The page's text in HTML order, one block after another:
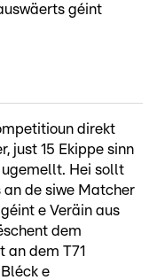
géint
direkt
just 15 Ekippe sinn
Hei sollt
an de siwe Matcher
e Veräin aus
dem
an dem T71
e